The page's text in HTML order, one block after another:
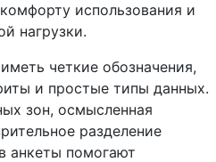
использования и
нагрузки.
четкие обозначения,
и простые типы данных.
зон, осмысленная
разделение
анкеты помогают